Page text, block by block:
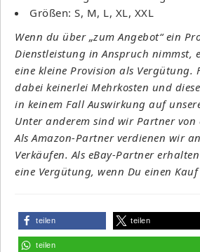
Größen: S, M, L, XL, XXL
Wenn du über „zum Angebot“ ein
Dienstleistung in Anspruch nimmst,
eine kleine Provision als Vergütung.
dabei keinerlei Mehrkosten und
in keinem Fall Auswirkung auf
Unter anderem sind wir Partner von
Als Amazon-Partner verdienen wir
Verkäufen. Als eBay-Partner
eine Vergütung, wenn Du einen
teilen teilen
teilen